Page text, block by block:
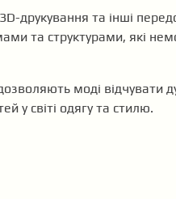
друкування та інші
та структурами, які
моді відчувати
у світі одягу та стилю.